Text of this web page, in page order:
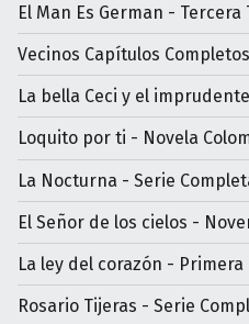
El Man Es German - Tercera
Vecinos Capítulos Completos
La bella Ceci y el
Loquito por ti - Novela
La Nocturna - Serie
El Señor de los cielos -
La ley del corazón - Primera
Rosario Tijeras - Serie